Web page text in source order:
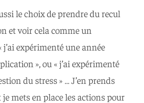
le choix de prendre du recul
et voir cela comme un
j’ai expérimenté une année
», ou « j’ai expérimenté
du stress » … J’en prends
je mets en place les actions pour